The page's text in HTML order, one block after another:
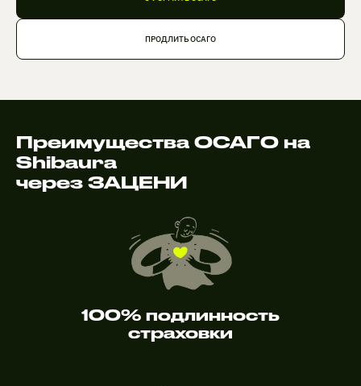
ПРОДЛИТЬ ОСАГО
Преимущества ОСАГО на
Shibaura
через ЗАЦЕНИ
100% подлинность
страховки